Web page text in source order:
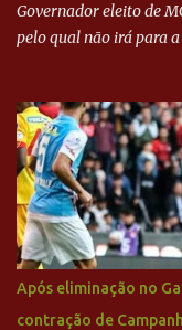
Governador eleito de
pelo qual não irá para
Após eliminação no
contração de